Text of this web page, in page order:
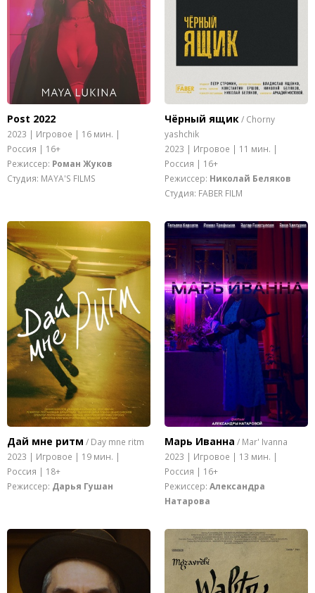
Post 2022
2023 | Игровое | 16 мин. |
Россия | 16+
Режиссер: Роман Жуков
Студия: MAYA'S FILMS
Чёрный ящик/ Chorny
yashchik
2023 | Игровое | 11 мин. |
Россия | 16+
Режиссер: Николай Беляков
Студия: FABER FILM
Дай мне ритм / Day mne ritm
2023 | Игровое | 19 мин. |
Россия | 18+
Режиссер: Дарья Гушан
Марь Иванна / Mar' Ivanna
2023 | Игровое | 13 мин. |
Россия | 16+
Режиссер: Александра
Натарова